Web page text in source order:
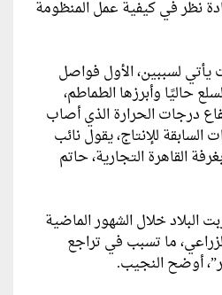
نظر في كيفية عمل المنظومة
لسببين، الأول فواصل
حاليًا وأبرزها الطماطم،
درجات الحرارة الذي أصاب
السابقة للإنتاج، يقول نائب
القاهرة التجارية، حاتم
البلاد خلال الشهور الماضية
ما تسبب في تراجع
أوضح النجيب.